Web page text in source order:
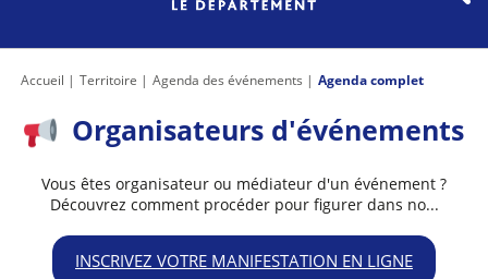
Accueil Territoire Agenda des événements Agenda complet
Organisateurs d'événements
Vous êtes organisateur ou médiateur d'un événement ?
Découvrez comment procéder pour figurer dans no...
INSCRIVEZ VOTRE MANIFESTATION EN LIGNE